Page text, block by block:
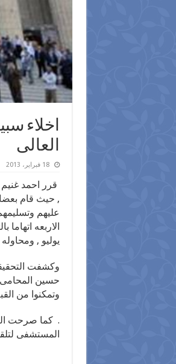
اخلاء
العالى
18 فبراير، 2013
قرر احمد غنيم
عليهم
يوليو ,
وكشفت
حسين المحامى
وتمكنوا من
. كما صرحت
المستشفى